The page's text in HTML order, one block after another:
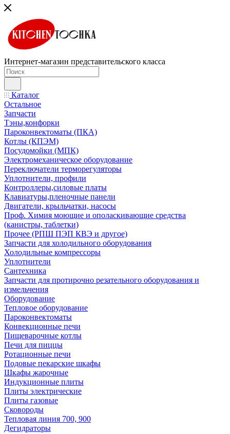
Интернет-магазин представительского класса
Каталог
Остальное
Запчасти
Тэны,конфорки
Пароконвектоматы (ПКА)
Котлы (КПЭМ)
Посудомойки (МПК)
Электромеханическое оборудование
Переключатели терморегуляторы
Уплотнители, профили
Контроллеры,силовые платы
Клавиатуры,пленочные панели
Двигатели, крыльчатки, насосы
Проф. Химия моющие и ополаскивающие средства
(канистры, таблетки)
Прочее (РПШ ПЭП КВЭ и другое)
Запчасти для холодильного оборудования
Холодильные компрессоры
Уплотнители
Сантехника
Запчасти для протирочно резательного оборудования и
измельчения
Оборудование
Тепловое оборудование
Пароконвектоматы
Конвекционные печи
Пищеварочные котлы
Печи для пиццы
Ротационные печи
Подовые пекарские шкафы
Шкафы жарочные
Индукционные плиты
Плиты электрические
Плиты газовые
Сковороды
Тепловая линия 700, 900
Дегидраторы